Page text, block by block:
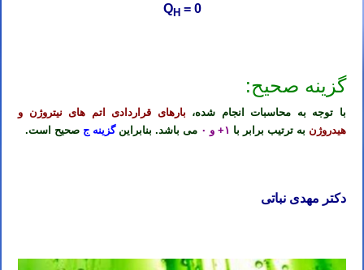
QH= 0
گزینه صحیح:
با توجه به محاسبات انجام شده، بارهای قراردادی اتم های نیتروژن و
هیدروژن به ترتیب برابر با ۱+ و ۰ می باشد. بنابراین گزینه ج صحیح است.
دکتر مهدی نباتی